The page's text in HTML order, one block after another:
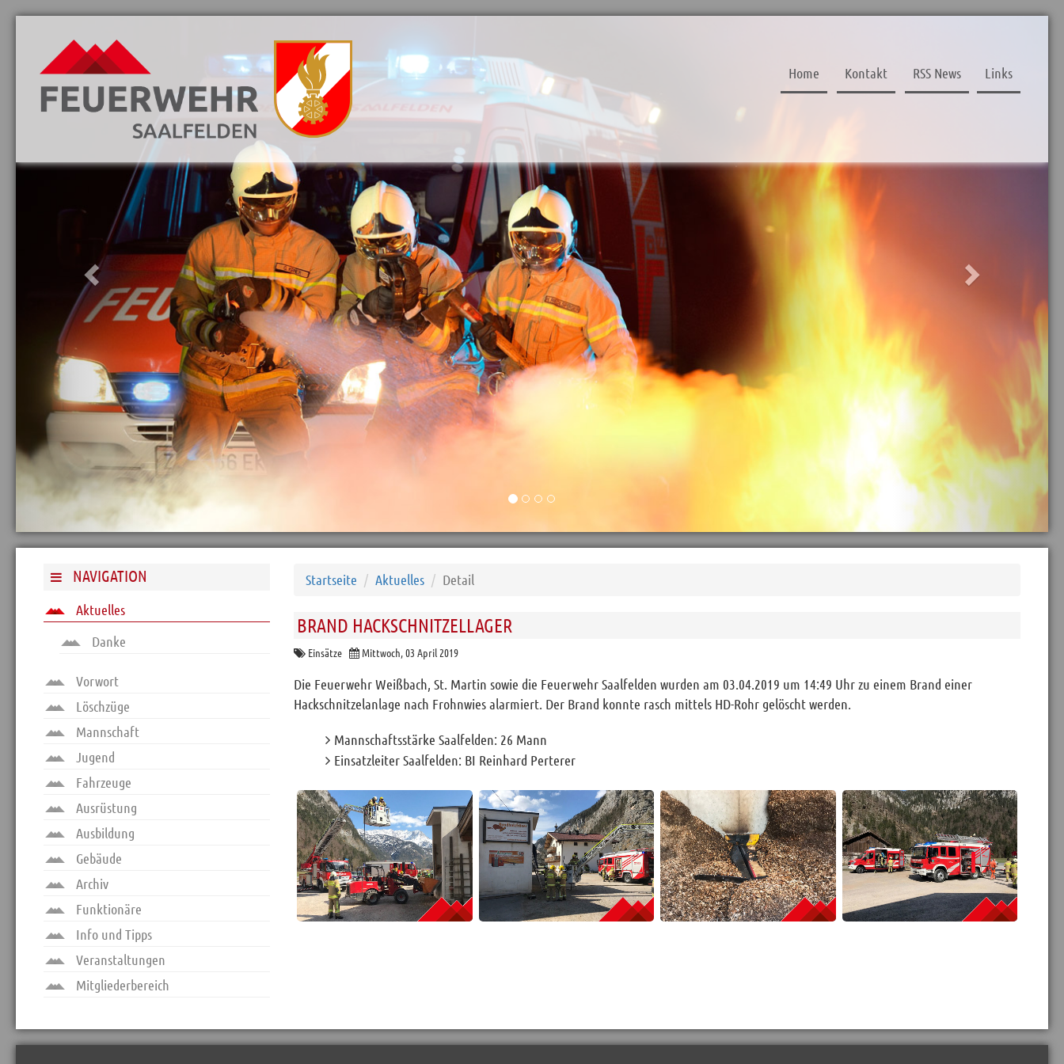
Aktuelles
Vorwort
Mannschaft
Jugend
Fahrzeuge
Ausrüstung
Ausbildung
Gebäude
Archiv
Funktionäre
Veranstaltungen
Mitgliederbereich
Kontakt
Sitemap
RSS News
Links
Datenschutz
Links
RSS News
Kontakt
Home
NAVIGATION
Aktuelles
Danke
Vorwort
Löschzüge
Mannschaft
Jugend
Fahrzeuge
Ausrüstung
Ausbildung
Gebäude
Archiv
Funktionäre
Info und Tipps
Veranstaltungen
Mitgliederbereich
Startseite Aktuelles Detail
BRAND HACKSCHNITZELLAGER
Einsätze Mittwoch, 03 April 2019
Die Feuerwehr Weißbach, St. Martin sowie die Feuerwehr Saalfelden wurden am 03.04.2019 um 14:49 Uhr zu einem Brand einer
Hackschnitzelanlage nach Frohnwies alarmiert. Der Brand konnte rasch mittels HD-Rohr gelöscht werden.
Mannschaftsstärke Saalfelden: 26 Mann
Einsatzleiter Saalfelden: BI Reinhard Perterer